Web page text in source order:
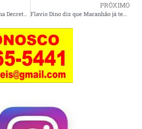
PRÓXIMO
Flavio Dino diz que Maranhão já tem 22 casos confirmados de Covid-19.